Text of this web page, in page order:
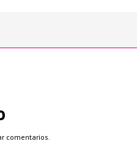
comentarios.